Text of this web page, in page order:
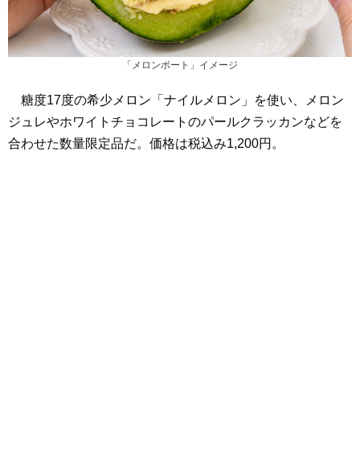
「メロンボート」イメージ
糖度17度の希少メロン「ナイルメロン」を使い、メロン
ジュレやホワイトチョコレートのパールクラッカンなどを
合わせた数量限定品だ。価格は税込み1,200円。